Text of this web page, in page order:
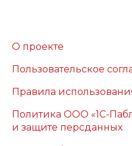
О проекте
Пользовательское
Правила
Политика ООО «1С-
и защите персданных